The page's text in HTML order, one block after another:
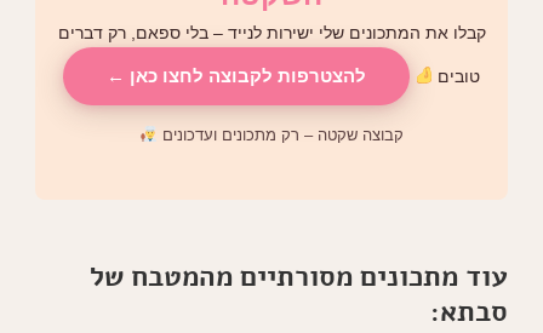
קבלו את המתכונים שלי ישירות לנייד – בלי ספאם, רק דברים
טובים להצטרפות לקבוצה לחצו כאן ←
קבוצה שקטה – רק מתכונים ועדכונים
עוד מתכונים מסורתיים מהמטבח של
סבתא: